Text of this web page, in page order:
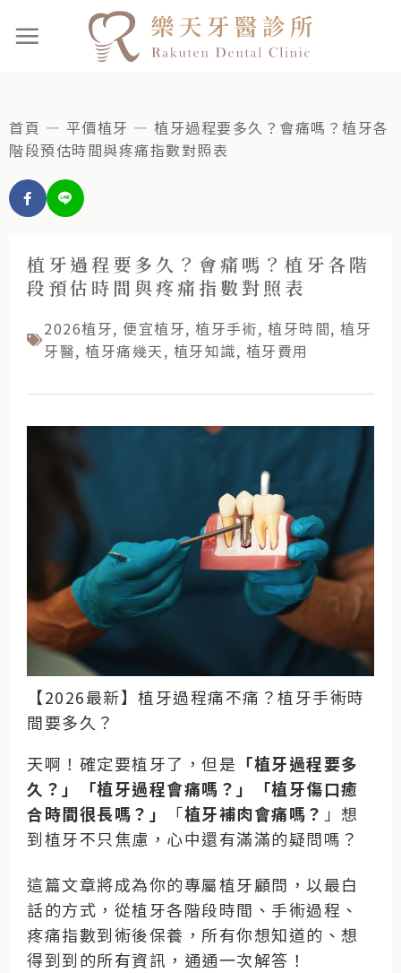
首頁 — 平價植牙 — 植牙過程要多久？會痛嗎？植牙各
階段預估時間與疼痛指數對照表
植牙過程要多久？會痛嗎？植牙各階
段預估時間與疼痛指數對照表
2026植牙, 便宜植牙, 植牙手術, 植牙時間, 植牙
牙醫, 植牙痛幾天, 植牙知識, 植牙費用
【2026最新】植牙過程痛不痛？植牙手術時
間要多久？
天啊！確定要植牙了，但是 「植牙過程要多
久？」「植牙過程會痛嗎？」「植牙傷口癒
合時間很長嗎？」
「植牙補肉會痛嗎？ 」 想
到植牙不只焦慮，心中還有滿滿的疑問嗎？
這篇文章將成為你的專屬植牙顧問，以最白
話的方式，從植牙各階段時間、手術過程、
疼痛指數到術後保養，所有你想知道的、想
得到到的所有資訊，通通一次解答！